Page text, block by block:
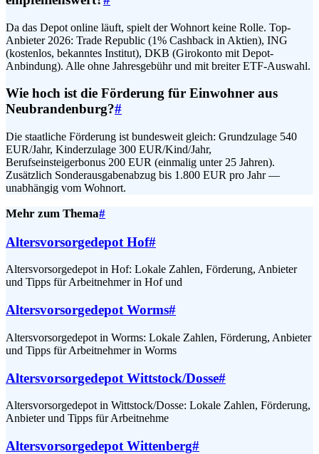
Da das Depot online läuft, spielt der Wohnort keine Rolle. Top-
Anbieter 2026: Trade Republic (1% Cashback in Aktien), ING
(kostenlos, bekanntes Institut), DKB (Girokonto mit Depot-
Anbindung). Alle ohne Jahresgebühr und mit breiter ETF-Auswahl.
Wie hoch ist die Förderung für Einwohner aus
Neubrandenburg?#
Die staatliche Förderung ist bundesweit gleich: Grundzulage 540
EUR/Jahr, Kinderzulage 300 EUR/Kind/Jahr,
Berufseinsteigerbonus 200 EUR (einmalig unter 25 Jahren).
Zusätzlich Sonderausgabenabzug bis 1.800 EUR pro Jahr —
unabhängig vom Wohnort.
Mehr zum Thema#
Altersvorsorgedepot Hof#
Altersvorsorgedepot in Hof: Lokale Zahlen, Förderung, Anbieter
und Tipps für Arbeitnehmer in Hof und
Altersvorsorgedepot Worms#
Altersvorsorgedepot in Worms: Lokale Zahlen, Förderung, Anbieter
und Tipps für Arbeitnehmer in Worms
Altersvorsorgedepot Wittstock/Dosse#
Altersvorsorgedepot in Wittstock/Dosse: Lokale Zahlen, Förderung,
Anbieter und Tipps für Arbeitnehme
Altersvorsorgedepot Wittenberg#